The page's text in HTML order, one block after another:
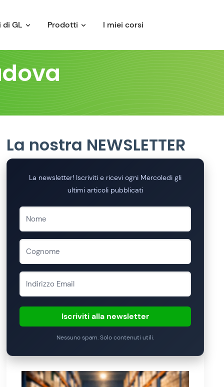
di GL Prodotti I miei corsi
La nostra NEWSLETTER
La newsletter! Iscriviti e ricevi ogni Mercoledi gli
ultimi articoli pubblicati
Iscriviti alla newsletter
Nessuno spam. Solo contenuti utili.